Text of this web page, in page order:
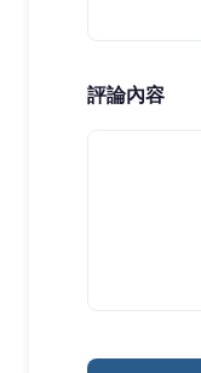
評論內容